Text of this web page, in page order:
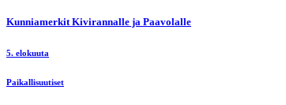
Kunniamerkit Kivirannalle ja Paavolalle
5. elokuuta
Paikallisuutiset